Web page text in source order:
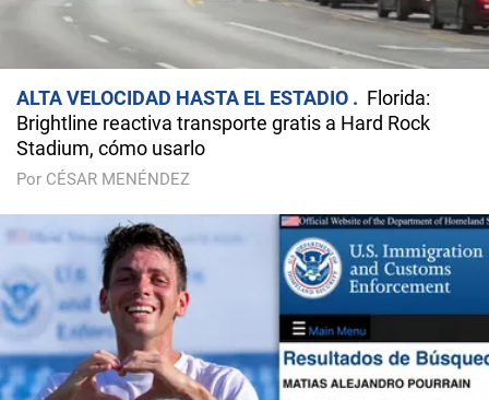
ALTA VELOCIDAD HASTA EL ESTADIO
Florida:
Brightline reactiva transporte gratis a Hard Rock
Stadium, cómo usarlo
Por CÉSAR MENÉNDEZ